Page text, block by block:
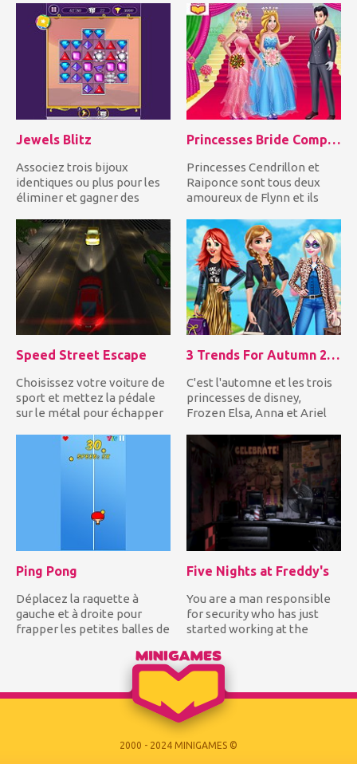
joueurs en essa...
Jewels Blitz
Associez trois bijoux
identiques ou plus pour les
éliminer et gagner des
Princesses Bride Competition
Princesses Cendrillon et
Raiponce sont tous deux
amoureux de Flynn et ils
Speed Street Escape
Choisissez votre voiture de
sport et mettez la pédale
sur le métal pour échapper
3 Trends For Autumn 2018
C'est l'automne et les trois
princesses de disney,
Frozen Elsa, Anna et Ariel
Ping Pong
Déplacez la raquette à
gauche et à droite pour
frapper les petites balles de
Five Nights at Freddy's
You are a man responsible
for security who has just
started working at the
2000 - 2024 MINIGAMES ©